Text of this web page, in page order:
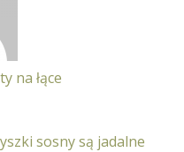
na łące
sosny są jadalne